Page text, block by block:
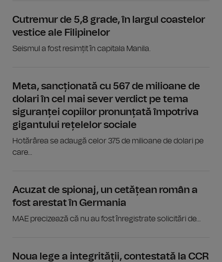
Cutremur de 5,8 grade, în largul coastelor
vestice ale Filipinelor
Seismul a fost resimțit în capitala Manila.
Meta, sancționată cu 567 de milioane de
dolari în cel mai sever verdict pe tema
siguranței copiilor pronunțată împotriva
gigantului rețelelor sociale
Hotărârea se adaugă celor 375 de milioane de dolari pe
care...
Acuzat de spionaj, un cetățean român a
fost arestat în Germania
MAE precizează că nu au fost înregistrate solicitări de...
Noua lege a integrității, contestată la CCR